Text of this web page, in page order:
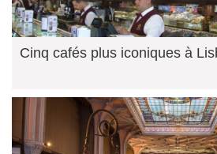
Cinq cafés plus iconiques à